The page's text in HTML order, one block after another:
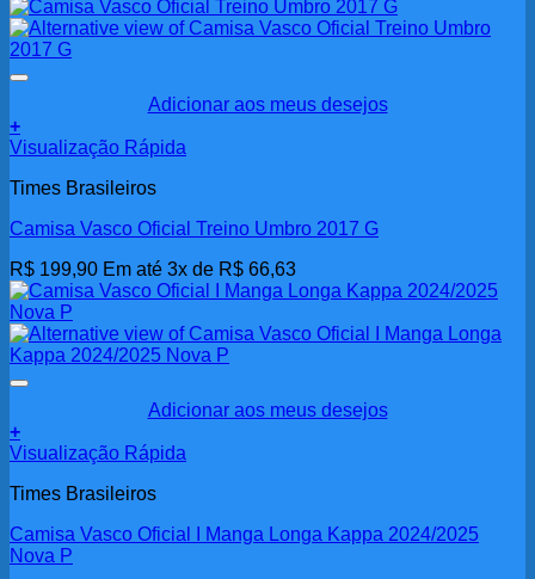
Adicionar aos meus desejos
+
Visualização Rápida
Times Brasileiros
Camisa Vasco Oficial Treino Umbro 2017 G
R$ 199,90 Em até 3x de R$ 66,63
Adicionar aos meus desejos
+
Visualização Rápida
Times Brasileiros
Camisa Vasco Oficial I Manga Longa Kappa 2024/2025
Nova P